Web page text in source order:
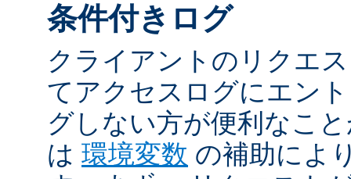
条件付きログ
クライアントのリクエ
てアクセスログにエン
グしない方が便利なこ
は 環境変数 の補助によ